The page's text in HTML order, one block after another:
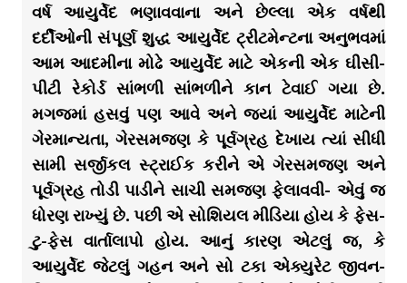
વર્ષ આયુર્વેદ ભણાવવાના અને છેલ્લા એક વર્ષથી
દર્દીઓની સંપૂર્ણ શુદ્ધ આયુર્વેદ ટ્રીટમેન્ટના અનુભવમાં
આમ આદમીના મોઢે આયુર્વેદ માટે એકની એક ઘીસી-
પીટી રેકોર્ડ સાંભળી સાંભળીને કાન ટેવાઈ ગયા છે.
મગજમાં હસવું પણ આવે અને જ્યાં આયુર્વેદ માટેની
ગેરમાન્યતા, ગેરસમજણ કે પૂર્વગ્રહ દેખાય ત્યાં સીધી
સામી સર્જીકલ સ્ટ્રાઈક કરીને એ ગેરસમજણ અને
પૂર્વગ્રહ તોડી પાડીને સાચી સમજણ ફેલાવવી- એવું જ
ધોરણ રાખ્યું છે. પછી એ સોશિયલ મીડિયા હોય કે ફેસ-
ટુ-ફેસ વાર્તાલાપો હોય. આનું કારણ એટલું જ, કે
આયુર્વેદ જેટલું ગહન અને સો ટકા એક્યુરેટ જીવન-